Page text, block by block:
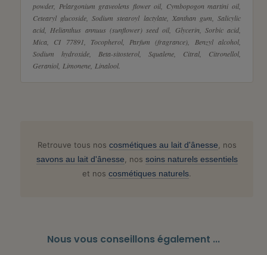
powder, Pelargonium graveolens flower oil, Cymbopogon martini oil,
Cetearyl glucoside, Sodium stearoyl lactylate, Xanthan gum, Salicylic
acid, Helianthus annuus (sunflower) seed oil, Glycerin, Sorbic acid,
Mica, CI 77891, Tocopherol, Parfum (fragrance), Benzyl alcohol,
Sodium hydroxide, Beta-sitosterol, Squalene, Citral, Citronellol,
Geraniol, Limonene, Linalool.
Retrouve tous nos cosmétiques au lait d'ânesse, nos
savons au lait d'ânesse, nos soins naturels essentiels
et nos cosmétiques naturels.
Nous vous conseillons également ...